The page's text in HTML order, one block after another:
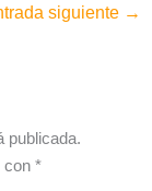
siguiente →
publicada.
con*